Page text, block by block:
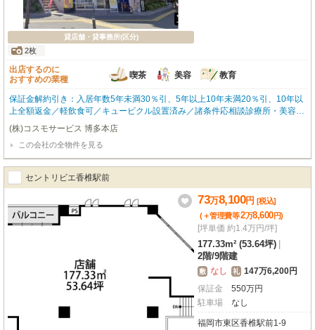
貸店舗・貸事務所(区分)
2枚
出店するのに
おすすめの業種
喫茶 美容 教育
保証金解約引き：入居年数5年未満30％引、5年以上10年未満20％引、10年以
上全額返金／軽飲食可／キュービクル設置済み／諸条件応相談診療所・美容
室・スポーツクラブ・学習塾等対応出来ます！JR香椎駅から徒歩2分！ ※間取
り・写真は現況優先となります。 福岡の物件全てご紹介出来ます！！何でも
ご相談下さい♪ 内覧をご希望の方はお気軽にお申し付けください！
(株)コスモサービス 博多本店
この会社の全物件を見る
セントリビエ香椎駅前
73万8,100円 [税込]
(＋管理費等2万8,600円)
[坪単価 約1.4万円/坪]
177.33m² (53.64坪)
2階/9階建
敷 なし 礼 147万6,200円
保証金
550万円
駐車場
なし
福岡市東区香椎駅前1-9